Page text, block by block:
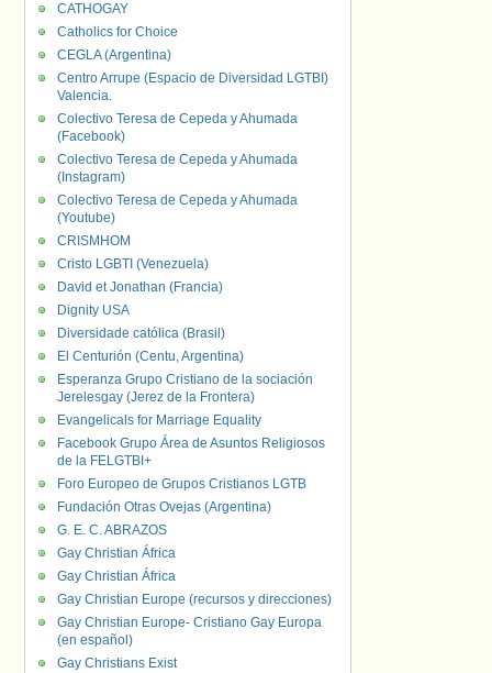
CATHOGAY
Catholics for Choice
CEGLA (Argentina)
Centro Arrupe (Espacio de Diversidad LGTBI)
Valencia.
Colectivo Teresa de Cepeda y Ahumada
(Facebook)
Colectivo Teresa de Cepeda y Ahumada
(Instagram)
Colectivo Teresa de Cepeda y Ahumada
(Youtube)
CRISMHOM
Cristo LGBTI (Venezuela)
David et Jonathan (Francia)
Dignity USA
Diversidade católica (Brasil)
El Centurión (Centu, Argentina)
Esperanza Grupo Cristiano de la sociación
Jerelesgay (Jerez de la Frontera)
Evangelicals for Marriage Equality
Facebook Grupo Área de Asuntos Religiosos
de la FELGTBI+
Foro Europeo de Grupos Cristianos LGTB
Fundación Otras Ovejas (Argentina)
G. E. C. ABRAZOS
Gay Christian África
Gay Christian África
Gay Christian Europe (recursos y direcciones)
Gay Christian Europe- Cristiano Gay Europa
(en español)
Gay Christians Exist